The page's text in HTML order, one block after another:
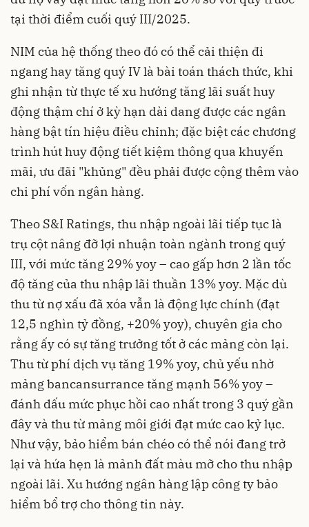
tại thời điểm cuối quý III/2025.
NIM của hệ thống theo đó có thể cải thiện đi
ngang hay tăng quý IV là bài toán thách thức, khi
ghi nhận từ thực tế xu hướng tăng lãi suất huy
động thậm chí ở kỳ hạn dài dang được các ngân
hàng bật tín hiệu điều chỉnh; đặc biệt các chương
trình hút huy động tiết kiệm thông qua khuyến
mãi, ưu đãi "khủng" đều phải được cộng thêm vào
chi phí vốn ngân hàng.
Theo S&I Ratings, thu nhập ngoài lãi tiếp tục là
trụ cột nâng đỡ lợi nhuận toàn ngành trong quý
III, với mức tăng 29% yoy – cao gấp hơn 2 lần tốc
độ tăng của thu nhập lãi thuần 13% yoy. Mặc dù
thu từ nợ xấu đã xóa vẫn là động lực chính (đạt
12,5 nghìn tỷ đồng, +20% yoy), chuyên gia cho
rằng ấy có sự tăng trưởng tốt ở các mảng còn lại.
Thu từ phí dịch vụ tăng 19% yoy, chủ yếu nhờ
mảng bancansurrance tăng mạnh 56% yoy –
đánh dấu mức phục hồi cao nhất trong 3 quý gần
đây và thu từ mảng môi giới đạt mức cao kỷ lục.
Như vậy, bảo hiểm bán chéo có thể nói đang trở
lại và hứa hẹn là mảnh đất màu mỡ cho thu nhập
ngoài lãi. Xu hướng ngân hàng lập công ty bảo
hiểm bổ trợ cho thông tin này.